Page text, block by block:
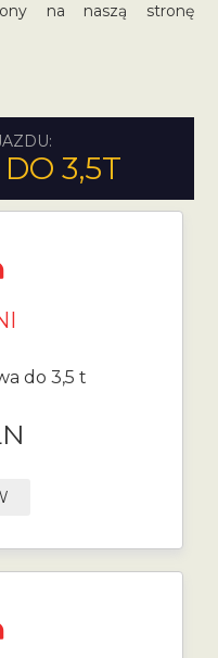
na naszą stronę
3,5T
do 3,5 t